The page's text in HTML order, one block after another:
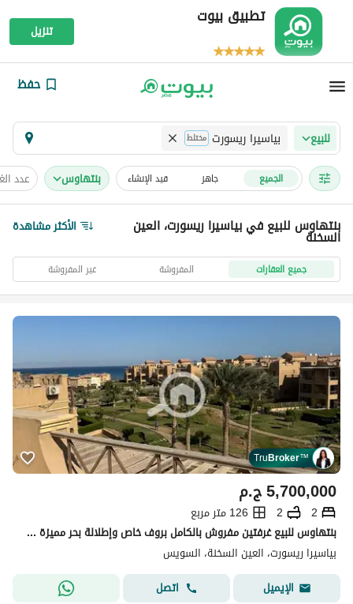
تطبيق بيوت
تنزيل
حفظ
للبيع بياسيرا ريسورت مختلط
الجميع جاهز قيد الإنشاء بنتهاوس عدد
بنتهاوس للبيع في بياسيرا ريسورت، العين
السخنة الأكثر مشاهدة
جميع العقارات المفروشة غير المفروشة
TruBroker™
ج.م5,700,000
2
2
126 متر مربع
بنتهاوس للبيع غرفتين مفروش بالكامل بروف خاص وإطلالة بحر مميزة في بياسيرا العين السخنة Piacera Ain Sokhna
بياسيرا ريسورت، العين السخنة، السويس
الإيميل
اتصل